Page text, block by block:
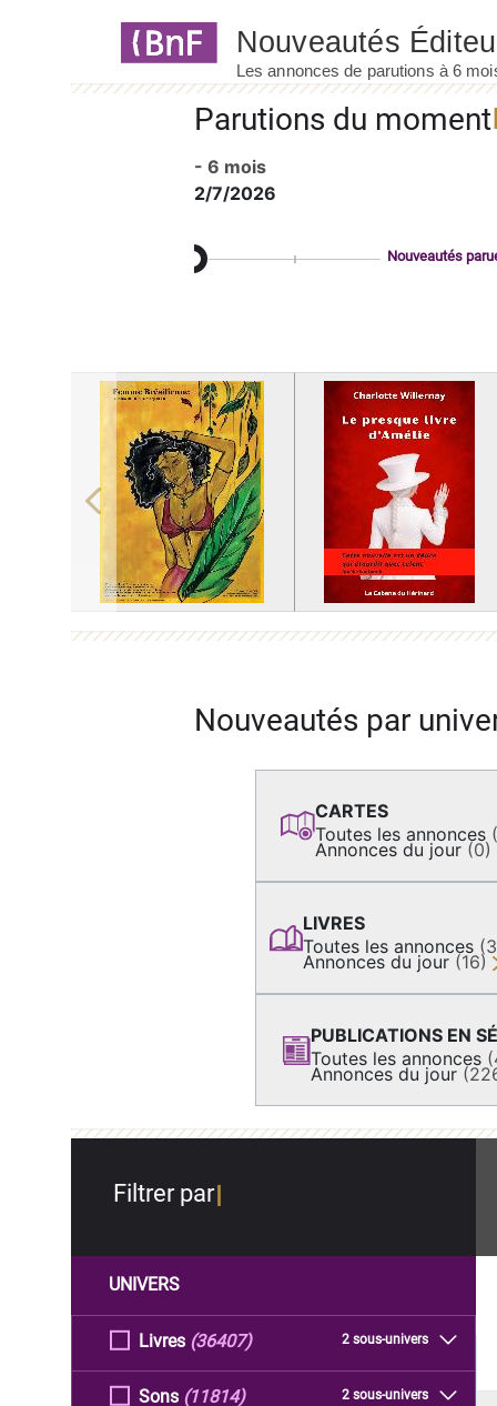
Parutions du moment
- 6 mois
2/7/2026
Nouveautés
Previous
Nouveautés par
CARTES
Toutes les annonces
Annonces du jour (0)
LIVRES
Toutes les annonces
Annonces du jour (16)
PUBLICATIONS EN
Toutes les annonces
Annonces du jour
Filtrer par
UNIVERS
Livres 2 sous-univers
(36407)
Sons 2 sous-univers
(11814)